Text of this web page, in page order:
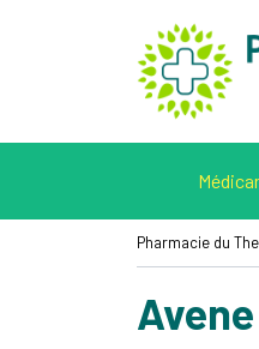
Pharmacie du